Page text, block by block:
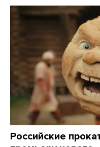
Российские